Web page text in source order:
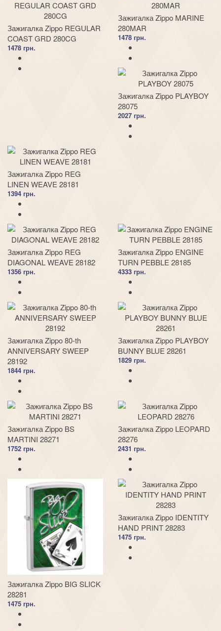
Зажигалка Zippo REGULAR
COAST GRD 280CG
1478 грн.
Зажигалка Zippo MARINE
280MAR
1478 грн.
Зажигалка Zippo PLAYBOY
28075
2027 грн.
Зажигалка Zippo REG
LINEN WEAVE 28181
1394 грн.
Зажигалка Zippo REG
DIAGONAL WEAVE 28182
1356 грн.
Зажигалка Zippo ENGINE
TURN PEBBLE 28185
4333 грн.
Зажигалка Zippo 80-th
ANNIVERSARY SWEEP
28192
1844 грн.
Зажигалка Zippo PLAYBOY
BUNNY BLUE 28261
1829 грн.
Зажигалка Zippo BS
MARTINI 28271
1752 грн.
Зажигалка Zippo LEOPARD
28276
2431 грн.
Зажигалка Zippo BIG SLICK
28281
1475 грн.
Зажигалка Zippo IDENTITY
HAND PRINT 28283
1475 грн.